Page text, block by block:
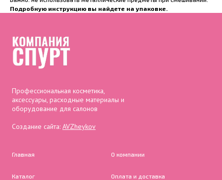
Подробную инструкцию вы найдете на упаковке.
Профессиональная косметика,
аксессуары, расходные материалы и
оборудование для салонов
Создание сайта: AVZheykov
Главная
Каталог
О компании
Оплата и доставка